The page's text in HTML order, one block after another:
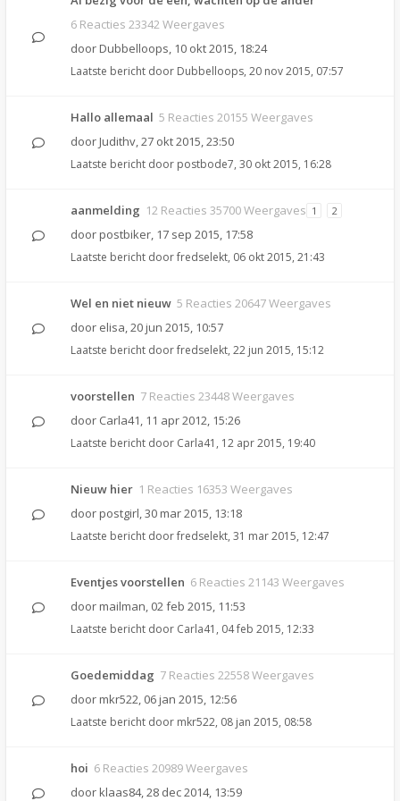
6 Reacties 23342 Weergaves
door Dubbelloops, 10 okt 2015, 18:24
Laatste bericht door Dubbelloops, 20 nov 2015, 07:57
Hallo allemaal 5 Reacties 20155 Weergaves
door Judithv,27 okt 2015, 23:50
Laatste bericht door postbode7, 30 okt 2015, 16:28
aanmelding 12 Reacties 35700 Weergaves 1 2
door postbiker, 17 sep 2015, 17:58
Laatste bericht doorfredselekt, 06 okt 2015, 21:43
Wel en niet nieuw 5 Reacties 20647 Weergaves
door elisa,20 jun 2015, 10:57
Laatste bericht doorfredselekt, 22 jun 2015, 15:12
voorstellen 7 Reacties 23448 Weergaves
door Carla41, 11 apr 2012, 15:26
Laatste bericht door Carla41 , 12 apr 2015, 19:40
Nieuw hier 1 Reacties 16353 Weergaves
door postgirl,30 mar 2015, 13:18
Laatste bericht doorfredselekt, 31 mar 2015, 12:47
Eventjes voorstellen 6 Reacties 21143 Weergaves
door mailman, 02 feb 2015, 11:53
Laatste bericht door Carla41 , 04 feb 2015, 12:33
Goedemiddag 7 Reacties 22558 Weergaves
door mkr522, 06 jan 2015, 12:56
Laatste bericht door mkr522, 08 jan 2015, 08:58
hoi 6 Reacties 20989 Weergaves
door klaas84,28 dec 2014, 13:59